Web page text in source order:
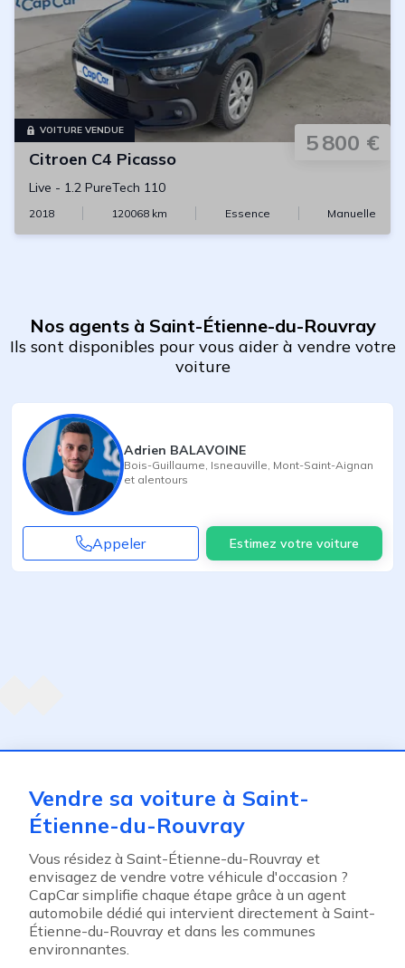
VOITURE VENDUE 5 800 €
Citroen C4 Picasso
Live - 1.2 PureTech 110
2018 120068 km Essence Manuelle
Nos agents à Saint-Étienne-du-Rouvray
Ils sont disponibles pour vous aider à vendre votre
voiture
Adrien BALAVOINE
Bois-Guillaume Isneauville Mont-Saint-Aignan
et alentours
Appeler Estimez votre voiture
Vendre sa voiture à Saint-
Étienne-du-Rouvray
Vous résidez à Saint-Étienne-du-Rouvray et
envisagez de vendre votre véhicule d'occasion ?
CapCar simplifie chaque étape grâce à un agent
automobile dédié qui intervient directement à Saint-
Étienne-du-Rouvray et dans les communes
environnantes.